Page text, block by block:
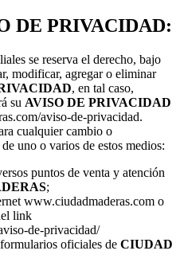
DE PRIVACIDAD:
se reserva el derecho, bajo
modificar, agregar o eliminar
, en tal caso,
su AVISO DE PRIVACIDAD
aviso-de-privacidad.
cualquier cambio o
uno o varios de estos medios:
puntos de venta y atención
;
www.ciudadmaderas.com o
link
de-privacidad/
oficiales de CIUDAD